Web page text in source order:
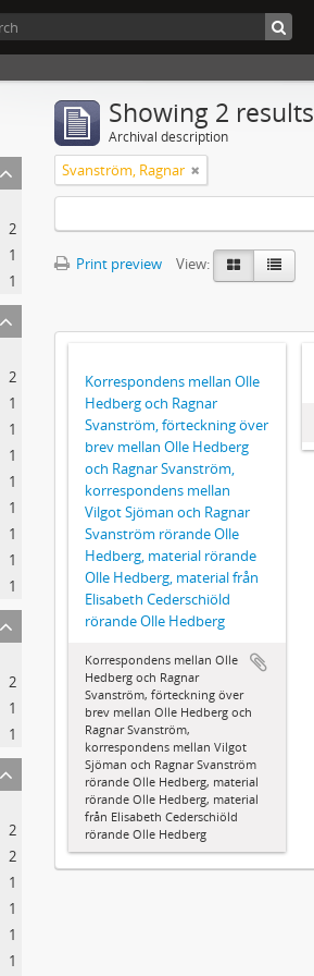
2
1
1
2
1
1
1
1
1
1
1
1
2
1
1
2
2
1
1
1
1
Showing 2 results
Archival description
Svanström, Ragnar
Print preview
View:
Korrespondens mellan Olle
Hedberg och Ragnar
Svanström, förteckning över
brev mellan Olle Hedberg
och Ragnar Svanström,
korrespondens mellan
Vilgot Sjöman och Ragnar
Svanström rörande Olle
Hedberg, material rörande
Olle Hedberg, material från
Elisabeth Cederschiöld
rörande Olle Hedberg
Korrespondens mellan Olle
Hedberg och Ragnar
Svanström, förteckning över
brev mellan Olle Hedberg och
Ragnar Svanström,
korrespondens mellan Vilgot
Sjöman och Ragnar Svanström
rörande Olle Hedberg, material
rörande Olle Hedberg, material
från Elisabeth Cederschiöld
rörande Olle Hedberg